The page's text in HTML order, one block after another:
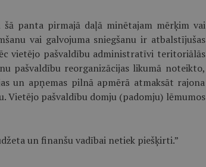
panta pirmajā daļā minētajam mērķim vai
vai galvojuma sniegšanu ir atbalstījušas
vietējo pašvaldību administratīvi teritoriālās
pašvaldību reorganizācijas likumā noteikto,
un apņemas pilnā apmērā atmaksāt rajona
Vietējo pašvaldību domju (padomju) lēmumos
un finanšu vadībai netiek piešķirti.”